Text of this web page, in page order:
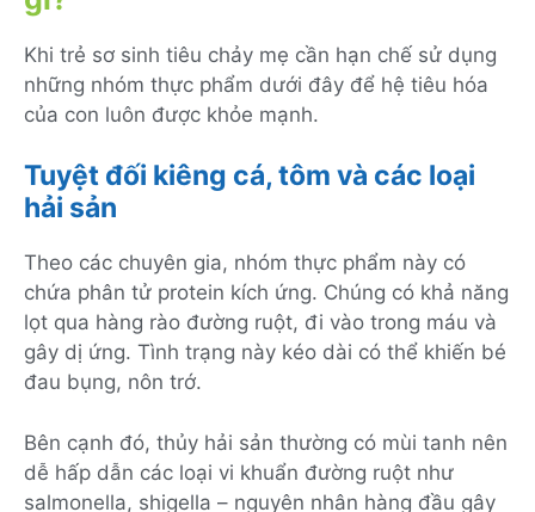
Khi trẻ sơ sinh tiêu chảy mẹ cần hạn chế sử dụng
những nhóm thực phẩm dưới đây để hệ tiêu hóa
của con luôn được khỏe mạnh.
Tuyệt đối kiêng cá, tôm và các loại
hải sản
Theo các chuyên gia, nhóm thực phẩm này có
chứa phân tử protein kích ứng. Chúng có khả năng
lọt qua hàng rào đường ruột, đi vào trong máu và
gây dị ứng. Tình trạng này kéo dài có thể khiến bé
đau bụng, nôn trớ.
Bên cạnh đó, thủy hải sản thường có mùi tanh nên
dễ hấp dẫn các loại vi khuẩn đường ruột như
salmonella, shigella – nguyên nhân hàng đầu gây